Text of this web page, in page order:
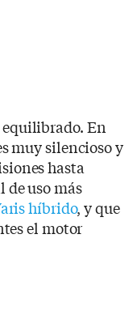
En
muy silencioso y
hasta
de uso más
híbrido, y que
el motor